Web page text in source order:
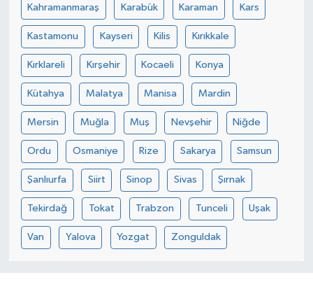
Kahramanmaraş Karabük Karaman Kars
Kastamonu Kayseri Kilis Kırıkkale
Kırklareli Kırşehir Kocaeli Konya
Kütahya Malatya Manisa Mardin
Mersin Muğla Muş Nevşehir Niğde
Ordu Osmaniye Rize Sakarya Samsun
Şanlıurfa Siirt Sinop Sivas Şırnak
Tekirdağ Tokat Trabzon Tunceli Uşak
Van Yalova Yozgat Zonguldak